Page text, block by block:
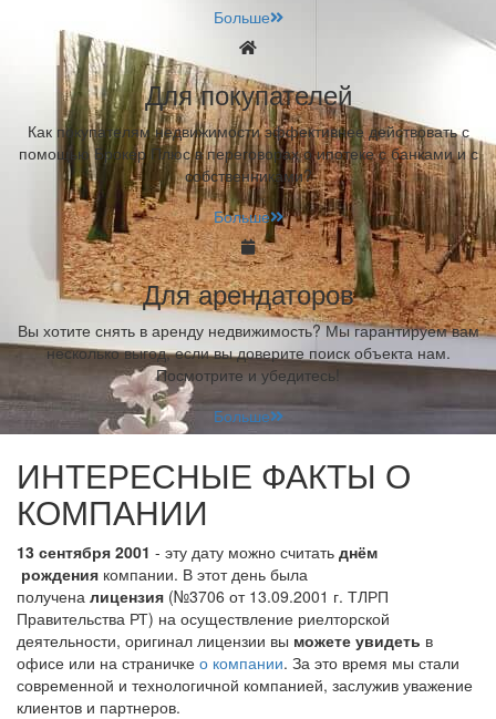
Больше
Для покупателей
Как покупателям недвижимости эффективнее действовать с
помощью Брокер Плюс в переговорах о ипотеке с банками и с
собственниками?
Больше
Для арендаторов
Вы хотите снять в аренду недвижимость? Мы гарантируем вам
несколько выгод, если вы доверите поиск объекта нам.
Посмотрите и убедитесь!
Больше
ИНТЕРЕСНЫЕ ФАКТЫ О
КОМПАНИИ
13 сентября 2001 - эту дату можно считать днём
рождения компании. В этот день была
получена лицензия (№3706 от 13.09.2001 г. ТЛРП
Правительства РТ) на осуществление риелторской
деятельности, оригинал лицензии вы можете увидеть в
офисе или на страничке о компании. За это время мы стали
современной и технологичной компанией, заслужив уважение
клиентов и партнеров.